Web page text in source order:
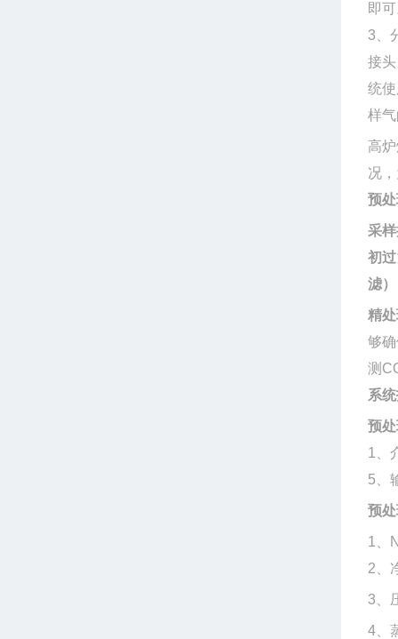
即
3
接
统
样
高
况
预
采
初
滤
精
够
测
系
预
1
5
预
1
2
3
4 、